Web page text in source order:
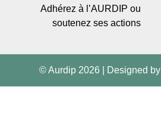
Adhérez à l’AURDIP ou
soutenez ses actions
© Aurdip 2026 Designed by